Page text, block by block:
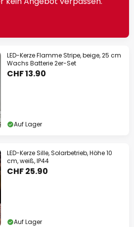
LED-Kerze Flamme Stripe, beige, 25 cm
Wachs Batterie 2er-Set
CHF 13.90
Auf Lager
LED-Kerze Sille, Solarbetrieb, Höhe 10
cm, weiß, IP44
CHF 25.90
Auf Lager